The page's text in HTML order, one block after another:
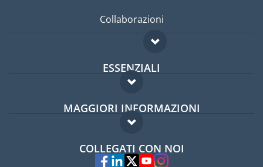
Collaborazioni
ESSENZIALI
Forum per expat
Guida per expat
MAGGIORI INFORMAZIONI
Domande frequenti
Esperti
COLLEGATI CON NOI